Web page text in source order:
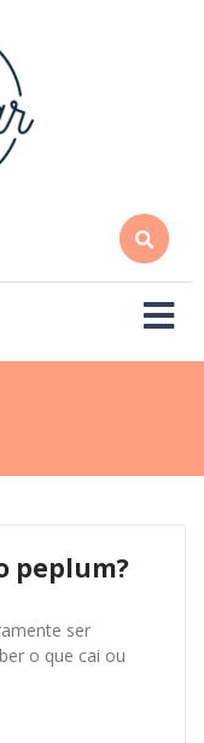
peplum?
ser
o que cai ou